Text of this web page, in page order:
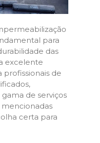
para
das
excelente
de
de serviços
mencionadas
certa para